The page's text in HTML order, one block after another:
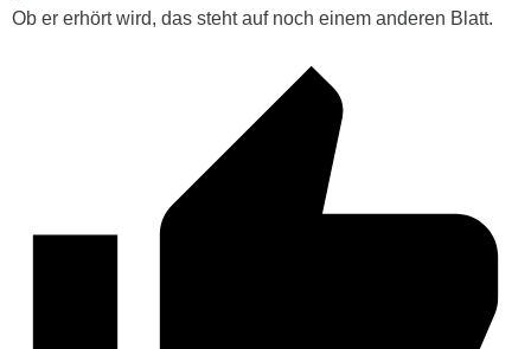
Ob er erhört wird, das steht auf noch einem anderen Blatt.